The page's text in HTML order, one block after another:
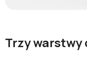
Trzy warstwy